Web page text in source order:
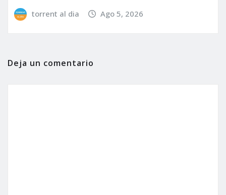
torrent al dia Ago 5, 2026
Deja un comentario